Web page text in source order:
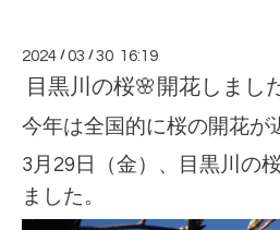
2024 /03 /30 16:19
目黒川の桜🌸開花しまし
今年は全国的に桜の開花が
3月29日（金）、目黒川の
ました。